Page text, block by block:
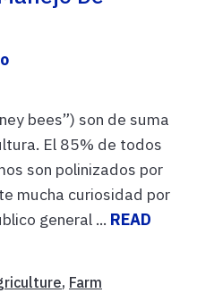
bees”) son de suma
El 85% de todos
son polinizados por
mucha curiosidad por
general ... READ
, Farm